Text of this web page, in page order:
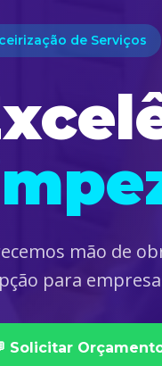
de Serviços
mão de
para
Solicitar